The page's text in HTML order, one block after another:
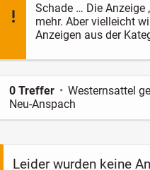
Schade … Die Anzeige
mehr. Aber vielleicht
Anzeigen aus der
0 Treffer
Westernsattel
Neu-Anspach
Leider wurden keine